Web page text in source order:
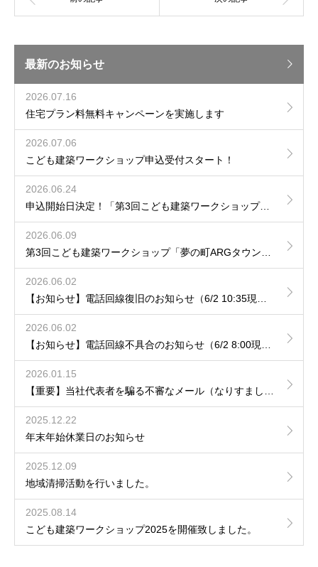
最新のお知らせ
2026.07.16
住宅プラン料無料キャンペーンを実施します
2026.07.06
こども建築ワークショップ申込受付スタート！
2026.06.24
申込開始日決定！「第3回こども建築ワークショップ夢の町ARGタウンをつくろう！」
2026.06.09
第3回こども建築ワークショップ「夢の町ARGタウンをつくろう！」開催決定のお知らせ
2026.06.02
【お知らせ】電話回線復旧のお知らせ（6/2 10:35現在）
2026.06.02
【お知らせ】電話回線不具合のお知らせ（6/2 8:00現在）
2026.01.15
【重要】当社代表者を騙る不審なメール（なりすまし）への注意喚起について
2025.12.22
年末年始休業日のお知らせ
2025.12.09
地域清掃活動を行いました。
2025.08.14
こども建築ワークショップ2025を開催致しました。